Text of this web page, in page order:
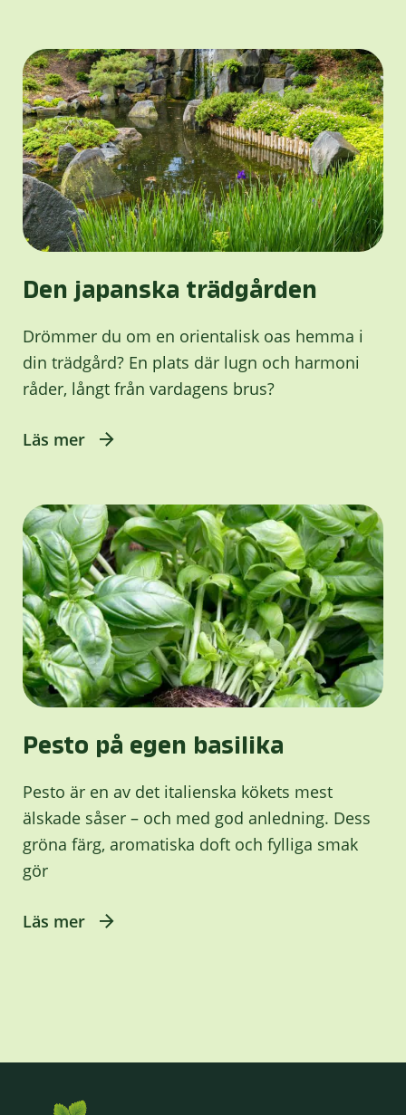
Den japanska trädgården
Drömmer du om en orientalisk oas hemma i
din trädgård? En plats där lugn och harmoni
råder, långt från vardagens brus?
Läs mer
Pesto på egen basilika
Pesto är en av det italienska kökets mest
älskade såser – och med god anledning. Dess
gröna färg, aromatiska doft och fylliga smak
gör
Läs mer